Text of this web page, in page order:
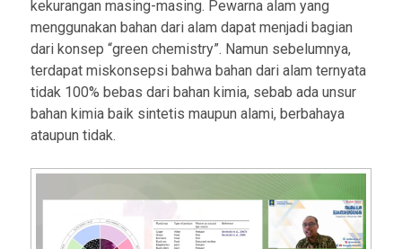
kekurangan masing-masing. Pewarna alam yang
menggunakan bahan dari alam dapat menjadi bagian
dari konsep “green chemistry”. Namun sebelumnya,
terdapat miskonsepsi bahwa bahan dari alam ternyata
tidak 100% bebas dari bahan kimia, sebab ada unsur
bahan kimia baik sintetis maupun alami, berbahaya
ataupun tidak.